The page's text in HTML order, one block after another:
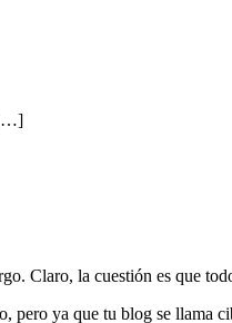
[…]
Claro, la cuestión es que
ya que tu blog se llama